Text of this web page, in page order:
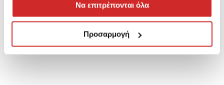
Να επιτρέπονται όλα
Προσαρμογή